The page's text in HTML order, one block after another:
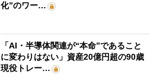
化”のワー…
「AI・半導体関連が“本命”であること
に変わりはない」資産20億円超の90歳
現役トレー…